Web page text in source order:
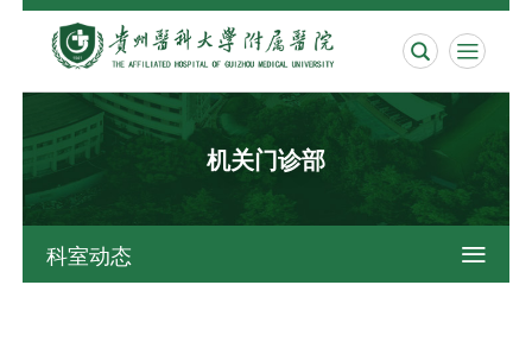
 
机关门诊部
科室动态 